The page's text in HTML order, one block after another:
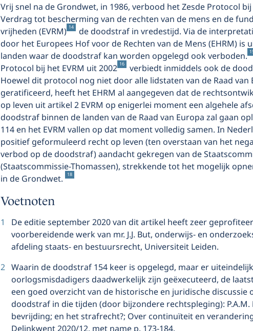
Vrij snel na de Grondwet, in 1986, verbood het Zesde Protocol
Verdrag tot bescherming van de rechten van de mens en de
vrijheden (EVRM) 14
de doodstraf in vredestijd. Via de
door het Europees Hof voor de Rechten van de Mens (EHRM) is
landen waar de doodstraf kan worden opgelegd ook verboden.
Protocol bij het EVRM uit 2002 16
verbiedt inmiddels ook de
Hoewel dit protocol nog niet door alle lidstaten van de Raad van
geratificeerd, heeft het EHRM al aangegeven dat de
op leven uit artikel 2 EVRM op enigerlei moment een algehele
doodstraf binnen de landen van de Raad van Europa zal gaan
114 en het EVRM vallen op dat moment volledig samen. In
positief geformuleerd recht op leven (ten overstaan van het
verbod op de doodstraf) aandacht gekregen van de
(Staatscommissie-Thomassen), strekkende tot het mogelijk
in de Grondwet.
18
Voetnoten
1
De editie september 2020 van dit artikel heeft zeer
voorbereidende werk van mr. J.J. But, onderwijs- en
afdeling staats- en bestuursrecht, Universiteit Leiden.
2 Waarin de doodstraf 154 keer is opgelegd, maar er
oorlogsmisdadigers daadwerkelijk zijn geëxecuteerd, de
een goed overzicht van de historische en juridische discussie
doodstraf in die tijden (door bijzondere rechtspleging): P.A.M.
bevrijding; en het strafrecht?; Over continuïteit en